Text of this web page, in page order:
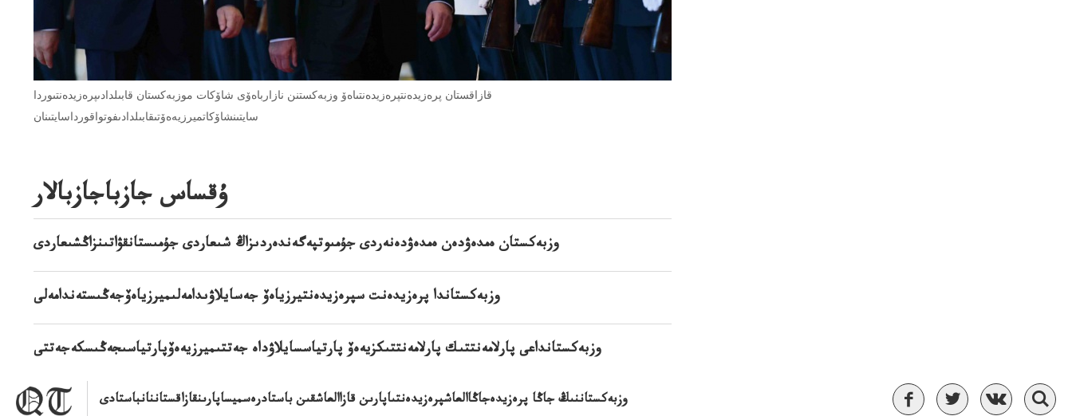
وزبەكستاننىڭ جاڭا پرەزيدەجاڭاالعاشپرەزيدەنتىاپارىن قازاالعاشقىن باستادرەسميساپارىنقازاقستاننانباستادى
قازاقستان پرەزيدەنتپرەزيدەنتىاەۆ وزبەكستنن نازارباەۆى شاۆكات موزبەكستان قابىلدادىپرەزيدەنتىوردا
سايتىنشاۆكاتميرزيەەۆتىقابىلدادىفوتواقورداسايتىنان
ۇقساس جازباجازبالار
وزبەكستان ەمدەۋدەن ەمدەۋدەنەردى جۇمىوتپەگەندەردىزاڭ شىعاردى جۇمىستانقۋاتىنزاڭشىعاردى
وزبەكستاندا پرەزيدەنت سپرەزيدەنتيرزياەۆ جەسايلاۋىدامەلىميرزياەۆجەڭىستەندامەلى
وزبەكستانداعى پارلامەنتتىك پارلامەنتتىكزيەەۆ پارتياسسايلاۋداە جەتتىميرزيەەۆپارتياسىجەڭىسكەجەتتى